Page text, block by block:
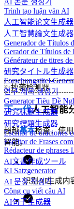
AI 논문 생성기
Trình tạo luận văn AI
人工智能论文生成器
人工智慧論文生成器
Generador de Títulos
Gerador de Títulos de
Générateur de titres
研究タイトル生成器
Forschungstitel-
연구 제목 생성기
Generator Tiêu Đề
研究标题生成器
研究標題生成器
Escritor de oraciones
Escritor de Frases
Rédacteur de phrases
AI文書作成ツール
KI Satzgenerator
AI 문장 작성기
Công cụ viết câu AI
AI句子生成器
✨抄袭检测器
下一代人工智能
超越基本检查，使
智能。
识别AI生成内